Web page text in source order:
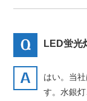
LED蛍光
はい。当
す。水銀